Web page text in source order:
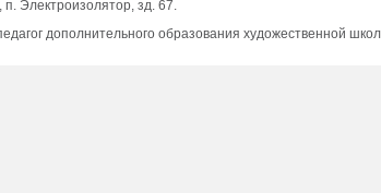
Электроизолятор, зд. 67.
дополнительного образования художественной